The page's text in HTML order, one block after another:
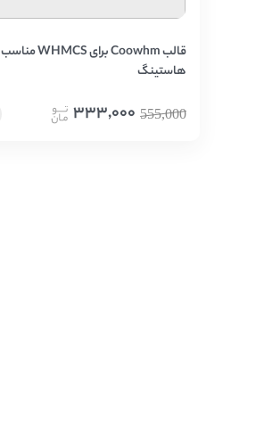
قالب Coowhm برای WHMCS مناسب
هاستینگ
333,000 555,000